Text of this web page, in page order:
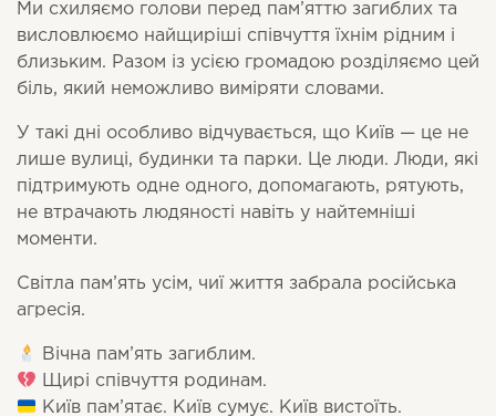
Ми схиляємо голови перед пам’яттю загиблих та
висловлюємо найщиріші співчуття їхнім рідним і
близьким. Разом із усією громадою розділяємо цей
біль, який неможливо виміряти словами.
У такі дні особливо відчувається, що Київ — це не
лише вулиці, будинки та парки. Це люди. Люди, які
підтримують одне одного, допомагають, рятують,
не втрачають людяності навіть у найтемніші
моменти.
Світла пам’ять усім, чиї життя забрала російська
агресія.
Вічна пам’ять загиблим.
Щирі співчуття родинам.
Київ пам’ятає. Київ сумує. Київ вистоїть.